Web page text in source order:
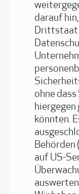
darauf
Drittstaat
ohne
könnten.
Behörden
auf US-